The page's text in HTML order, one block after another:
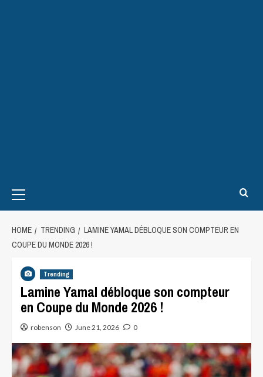
HOME TRENDING
LAMINE YAMAL DÉBLOQUE SON COMPTEUR EN
COUPE DU MONDE 2026 !
Trending
Lamine Yamal débloque son compteur
en Coupe du Monde 2026 !
robenson June 21, 2026 0